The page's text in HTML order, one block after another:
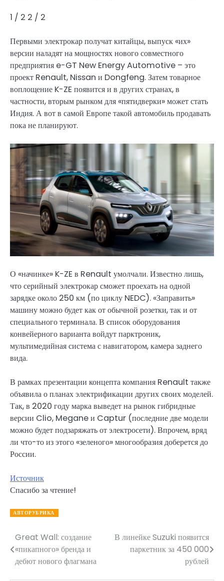
1 / 2 2 / 2
Первыми электрокар получат китайцы, выпуск «их»
версии наладят на мощностях нового совместного
предприятия e-GT New Energy Automotive – это
проект Renault, Nissan и Dongfeng. Затем товарное
воплощение K-ZE появится и в других странах, в
частности, вторым рынком для «пятидверки» может стать
Индия. А вот в самой Европе такой автомобиль продавать
пока не планируют.
О «начинке» K-ZE в Renault умолчали. Известно лишь,
что серийный электрокар сможет проехать на одной
зарядке около 250 км (по циклу NEDC). «Заправить»
машину можно будет как от обычной розетки, так и от
специального терминала. В список оборудования
конвейерного варианта войдут парктроник,
мультимедийная система с навигатором, камера заднего
вида.
В рамках презентации концепта компания Renault также
объявила о планах электрификации других своих моделей.
Так, в 2020 году марка выведет на рынок гибридные
версии Clio, Megane и Captur (последние две модели
можно будет подзаряжать от электросети). Впрочем, вряд
ли что-то из этого «зеленого» многообразия доберется до
России.
Источник
Спасибо за чтение!
АВТОРУБРИКА
Навигация
по
записям
Great Wall: создание
«пикапного» бренда и
дебют нового флагмана
В линейке Suzuki появится
паркетник за 450 000
рублей